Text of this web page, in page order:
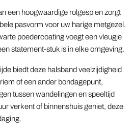
een hoogwaardige rolgesp en zorgt
pasvorm voor uw harige metgezel.
poedercoating voegt een vleugje
statement-stuk is in elke omgeving.
biedt deze halsband veelzijdigheid
of een ander bondagepunt,
tussen wandelingen en speeltijd
verkent of binnenshuis geniet, deze